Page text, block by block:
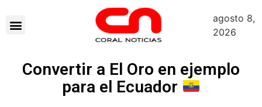
agosto 8,
2026
Convertir a El Oro en ejemplo
para el Ecuador